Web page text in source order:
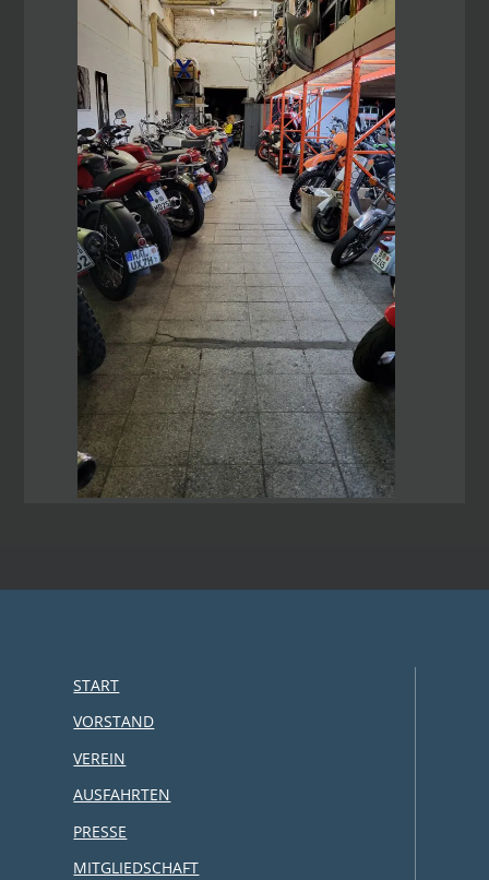
START
VORSTAND
VEREIN
AUSFAHRTEN
PRESSE
MITGLIEDSCHAFT